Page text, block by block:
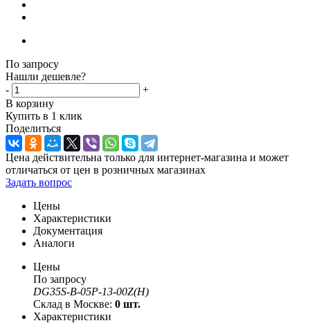
По запросу
Нашли дешевле?
-
+
В корзину
Купить в 1 клик
Поделиться
Цена действительна только для интернет-магазина и может
отличаться от цен в розничных магазинах
Задать вопрос
Цены
Характеристики
Документация
Аналоги
Цены
По запросу
DG35S-B-05P-13-00Z(H)
Склад в Москве: 0 шт.
Характеристики